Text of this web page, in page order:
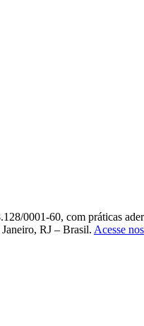
0001-60, com práticas
RJ – Brasil. Acesse